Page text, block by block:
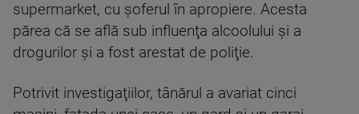
supermarket, cu şoferul în apropiere. Acesta
părea că se află sub influenţa alcoolului şi a
drogurilor şi a fost arestat de poliţie.
Potrivit investigaţiilor, tânărul a avariat cinci